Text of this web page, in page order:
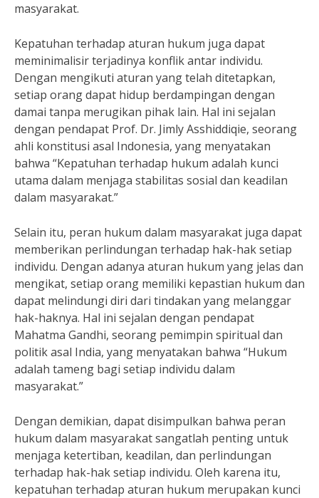
masyarakat.
Kepatuhan terhadap aturan hukum juga dapat
meminimalisir terjadinya konflik antar individu.
Dengan mengikuti aturan yang telah ditetapkan,
setiap orang dapat hidup berdampingan dengan
damai tanpa merugikan pihak lain. Hal ini sejalan
dengan pendapat Prof. Dr. Jimly Asshiddiqie, seorang
ahli konstitusi asal Indonesia, yang menyatakan
bahwa “Kepatuhan terhadap hukum adalah kunci
utama dalam menjaga stabilitas sosial dan keadilan
dalam masyarakat.”
Selain itu, peran hukum dalam masyarakat juga dapat
memberikan perlindungan terhadap hak-hak setiap
individu. Dengan adanya aturan hukum yang jelas dan
mengikat, setiap orang memiliki kepastian hukum dan
dapat melindungi diri dari tindakan yang melanggar
hak-haknya. Hal ini sejalan dengan pendapat
Mahatma Gandhi, seorang pemimpin spiritual dan
politik asal India, yang menyatakan bahwa “Hukum
adalah tameng bagi setiap individu dalam
masyarakat.”
Dengan demikian, dapat disimpulkan bahwa peran
hukum dalam masyarakat sangatlah penting untuk
menjaga ketertiban, keadilan, dan perlindungan
terhadap hak-hak setiap individu. Oleh karena itu,
kepatuhan terhadap aturan hukum merupakan kunci